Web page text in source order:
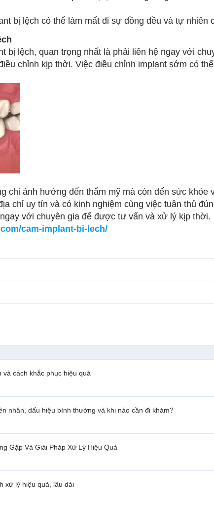
bị lệch có thể làm mất đi sự đồng đều và tự nhiên
bị lệch, quan trọng nhất là phải liên hệ ngay với
chỉnh kịp thời. Việc điều chỉnh implant sớm có
chỉ ảnh hưởng đến thẩm mỹ mà còn đến sức
chỉ uy tín và có kinh nghiệm cùng việc tuân thủ
với chuyên gia để được tư vấn và xử lý kịp thời.
cam-implant-bi-lech/
và cách khắc phục hiệu quả
nhân, dấu hiệu bình thường và khi nào cần đi khám?
Gặp Và Giải Pháp Xử Lý Hiệu Quả
xử lý hiệu quả, lâu dài